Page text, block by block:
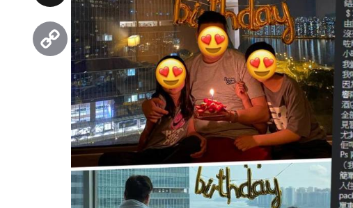
Threads
Copy
Link